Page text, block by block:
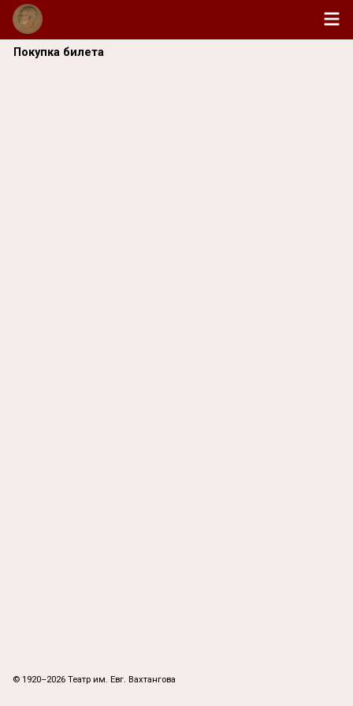
Покупка билета
© 1920–2026 Театр им. Евг. Вахтангова